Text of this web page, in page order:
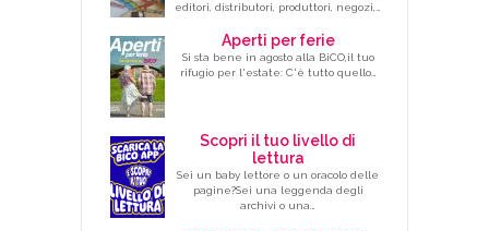
editori, distributori, produttori, negozi,…
Aperti per ferie
Si sta bene in agosto alla BiCO,il tuo
rifugio per l'estate: C'è tutto quello…
Scopri il tuo livello di
lettura
Sei un baby lettore o un oracolo delle
pagine?Sei una leggenda degli
archivi o una…